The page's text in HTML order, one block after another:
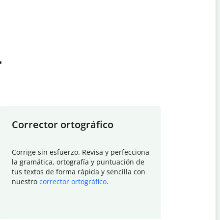
Corrector ortográfico
Corrige sin esfuerzo. Revisa y perfecciona
la gramática, ortografía y puntuación de
tus textos de forma rápida y sencilla con
nuestro corrector ortográfico.